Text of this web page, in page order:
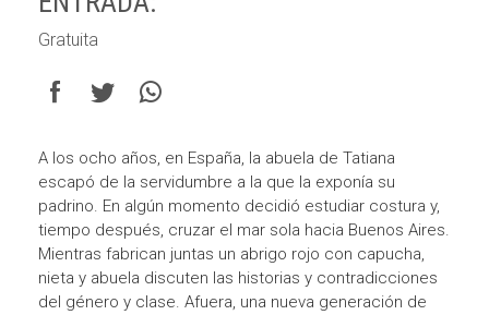
Gratuita
A los ocho años, en España, la abuela de Tatiana
escapó de la servidumbre a la que la exponía su
padrino. En algún momento decidió estudiar costura y,
tiempo después, cruzar el mar sola hacia Buenos Aires.
Mientras fabrican juntas un abrigo rojo con capucha,
nieta y abuela discuten las historias y contradicciones
del género y clase. Afuera, una nueva generación de